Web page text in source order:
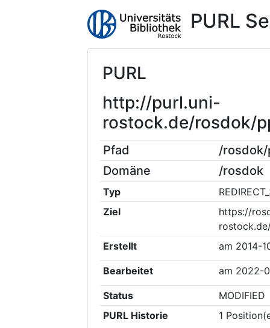
PURL
PURL
http://purl.uni-
rostock.de/rosdok/
Pfad
/rosdok/
Domäne
/rosdok
Typ
Ziel
https://
Erstellt
am 2014-
Bearbeitet am 2022-
Status
MODIFIED
PURL Historie
1